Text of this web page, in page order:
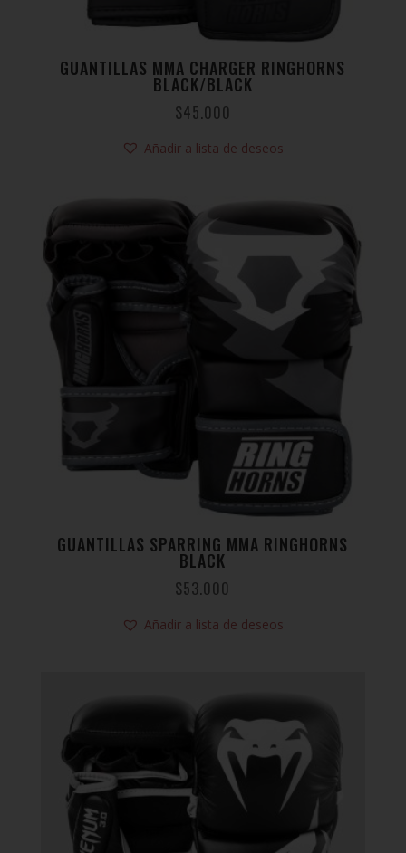
GUANTILLAS MMA CHARGER RINGHORNS
BLACK/BLACK
$45.000
Añadir a lista de deseos
GUANTILLAS SPARRING MMA RINGHORNS
BLACK
$53.000
Añadir a lista de deseos